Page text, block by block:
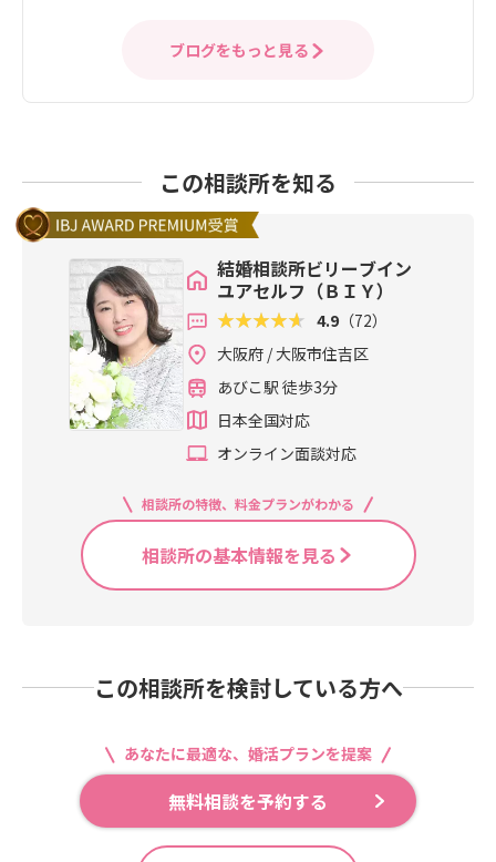
ブログをもっと見る
この相談所を知る
結婚相談所ビリーブイン
ユアセルフ（ＢＩＹ）
4.9 （72）
大阪府 / 大阪市住吉区
あびこ駅 徒歩3分
日本全国対応
オンライン面談対応
相談所の特徴、料金プランがわかる
相談所の基本情報を見る
この相談所を検討している方へ
あなたに最適な、婚活プランを提案
無料相談を予約する